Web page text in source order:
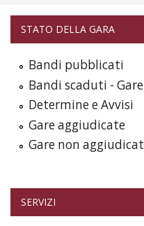
STATO DELLA GARA
Bandi pubblicati
Bandi scaduti -
Determine e Avvisi
Gare aggiudicate
Gare non
SERVIZI